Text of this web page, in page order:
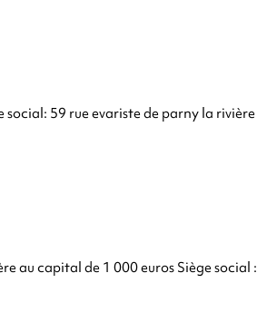
59 rue evariste de parny la rivière
au capital de 1 000 euros Siège social :